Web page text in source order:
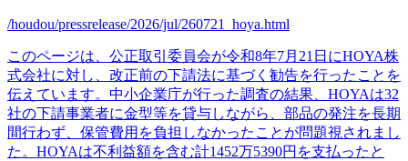
/houdou/pressrelease/2026/jul/260721_hoya.html
このページは、公正取引委員会が令和8年7月21日にHOYA株
式会社に対し、改正前の下請法に基づく勧告を行ったことを
伝えています。中小企業庁が行った調査の結果、HOYAは32
社の下請事業者に金型等を貸与しながら、部品の発注を長期
間行わず、保管費用を負担しなかったことが問題視されまし
た。HOYAは不利益額を含む計1452万5390円を支払ったと